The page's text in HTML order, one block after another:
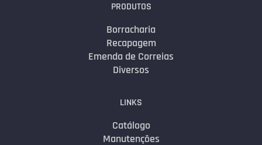
PRODUTOS
Borracharia
Recapagem
Emenda de Correias
Diversos
LINKS
Catálogo
Manutenções